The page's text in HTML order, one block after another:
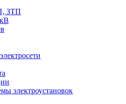
ЗТП
электроустановок